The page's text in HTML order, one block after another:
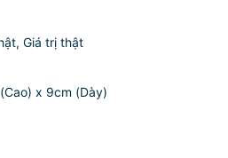
Giá trị thật
x 9cm (Dày)